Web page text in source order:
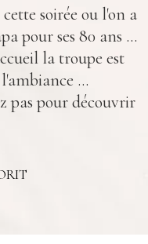
soirée ou l'on a
pour ses 80 ans …
la troupe est
…
pas pour découvrir